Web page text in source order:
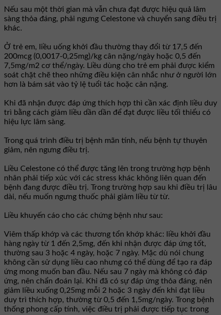
Nếu sau một thời gian mà vẫn chưa đạt được hiệu quả lâm
sàng thỏa đáng, phải ngưng Celestone và chuyển sang điều trị
khác.
Ở trẻ em, liều uống khởi đầu thường thay đổi từ 17,5 đến
200mcg (0,0017-0,25mg)/kg cân nặng/ngày hoặc 0,5 đến
7,5mg/m2 cơ thể/ngày. Liều dùng cho trẻ em phải được kiểm
soát chặt chẽ theo những điều kiện cân nhắc như ở người lớn
hơn là bám sát vào tỷ lệ tuổi tác hoặc cân nặng.
Khi đã nhận được đáp ứng thích hợp thì cần xác định liều duy
trì bằng cách giảm liều dần dần để đạt được liều tối thiểu có
hiệu lực lâm sàng.
Trong quá trình điều trị bệnh mãn tính, nếu bệnh tự thuyên
giảm, nên ngưng điều trị.
Liều Celestone có thể được tăng lên trong trường hợp bệnh
nhân phải tiếp xúc với các stress khác không liên quan đến
bệnh đang được điều trị. Trong trường hợp sau khi điều trị lâu
dài, nếu muốn ngưng thuốc phải giảm liều từ từ.
Liều khuyến cáo cho các chứng bệnh như sau:
Viêm thấp khớp và các thương tổn khớp khác: liều khởi đầu
hàng ngày từ 1 đến 2,5mg, đến khi nhận được đáp ứng tốt,
thường sau 3 hoặc 4 ngày, hoặc 7 ngày. Mặc dù nói chung
không cần sử dụng liều cao nhưng có thể dùng để tạo ra đáp
ứng mong muốn ban đầu. Nếu sau 7 ngày mà không có đáp
ứng, nên chẩn đoán lại. Khi đã có sự đáp ứng thỏa đáng, nên
giảm liều xuống 0,25mg mỗi 2 hoặc 3 ngày đến khi đạt liều
duy trì thích hợp, thường từ 0,5 đến 1,5mg/ngày. Trong bệnh
thống phong cấp tính, việc điều trị phải được tiếp tục trong